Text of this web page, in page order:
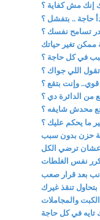
إنك مش كفاية ؟
حاجة .. بتفشل ؟
تسامح نفسك ؟
تغير حياتك
في كل حاجة ؟
اللي جواك ؟
وإنت بتقع ؟
الدائرة دي ؟
محدش شايفه ؟
ما يحكم عليك ؟
حزن بدون سبب
ترضي الكل
نفس الغلطات
بعد قرار صعب
تنقذ غيرك
والمجاملات
تايه في كل حاجة